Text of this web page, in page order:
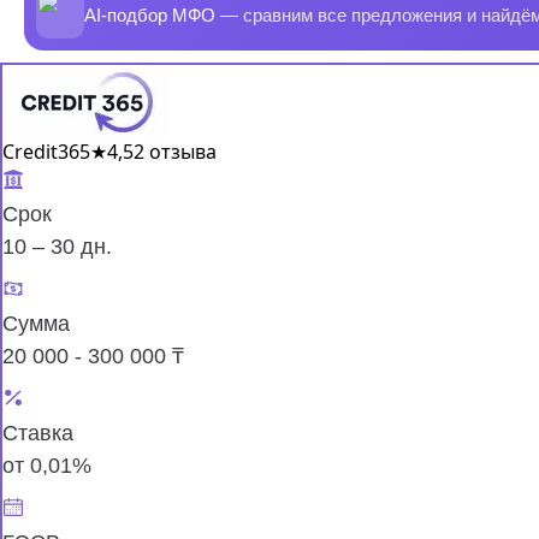
AI-подбор МФО — сравним все предложения и
Credit365★4,52 отзыва
Срок
10 – 30 дн.
Сумма
20 000 - 300 000 ₸
Ставка
от 0,01%